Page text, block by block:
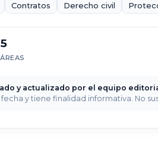
la
empleadas
del
Contratos Derecho civil
5
ÁREAS
y actualizado por el equipo
y tiene finalidad informativa. No